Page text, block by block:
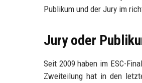
Publikum und der Jury im
Jury oder
Seit 2009 haben im ESC-
Zweiteilung hat in den